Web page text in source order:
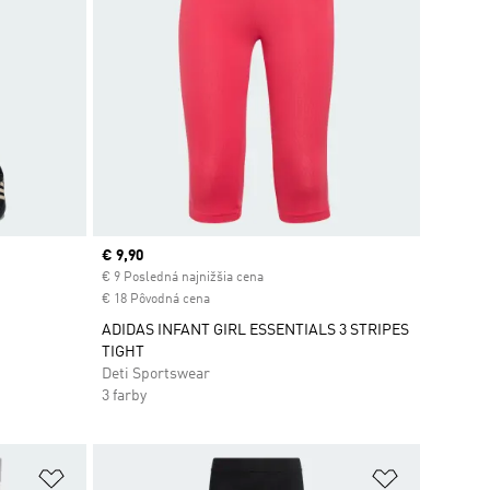
Current price
€ 9,90
€ 9 Posledná najnižšia cena
€ 18 Pôvodná cena
ADIDAS INFANT GIRL ESSENTIALS 3 STRIPES
TIGHT
Deti Sportswear
3 farby
Pridať do zoznamu želaných položiek